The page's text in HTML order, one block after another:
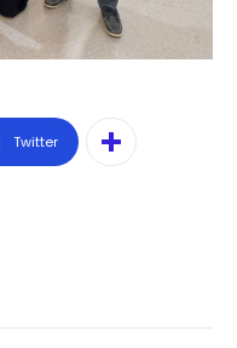
Twitter